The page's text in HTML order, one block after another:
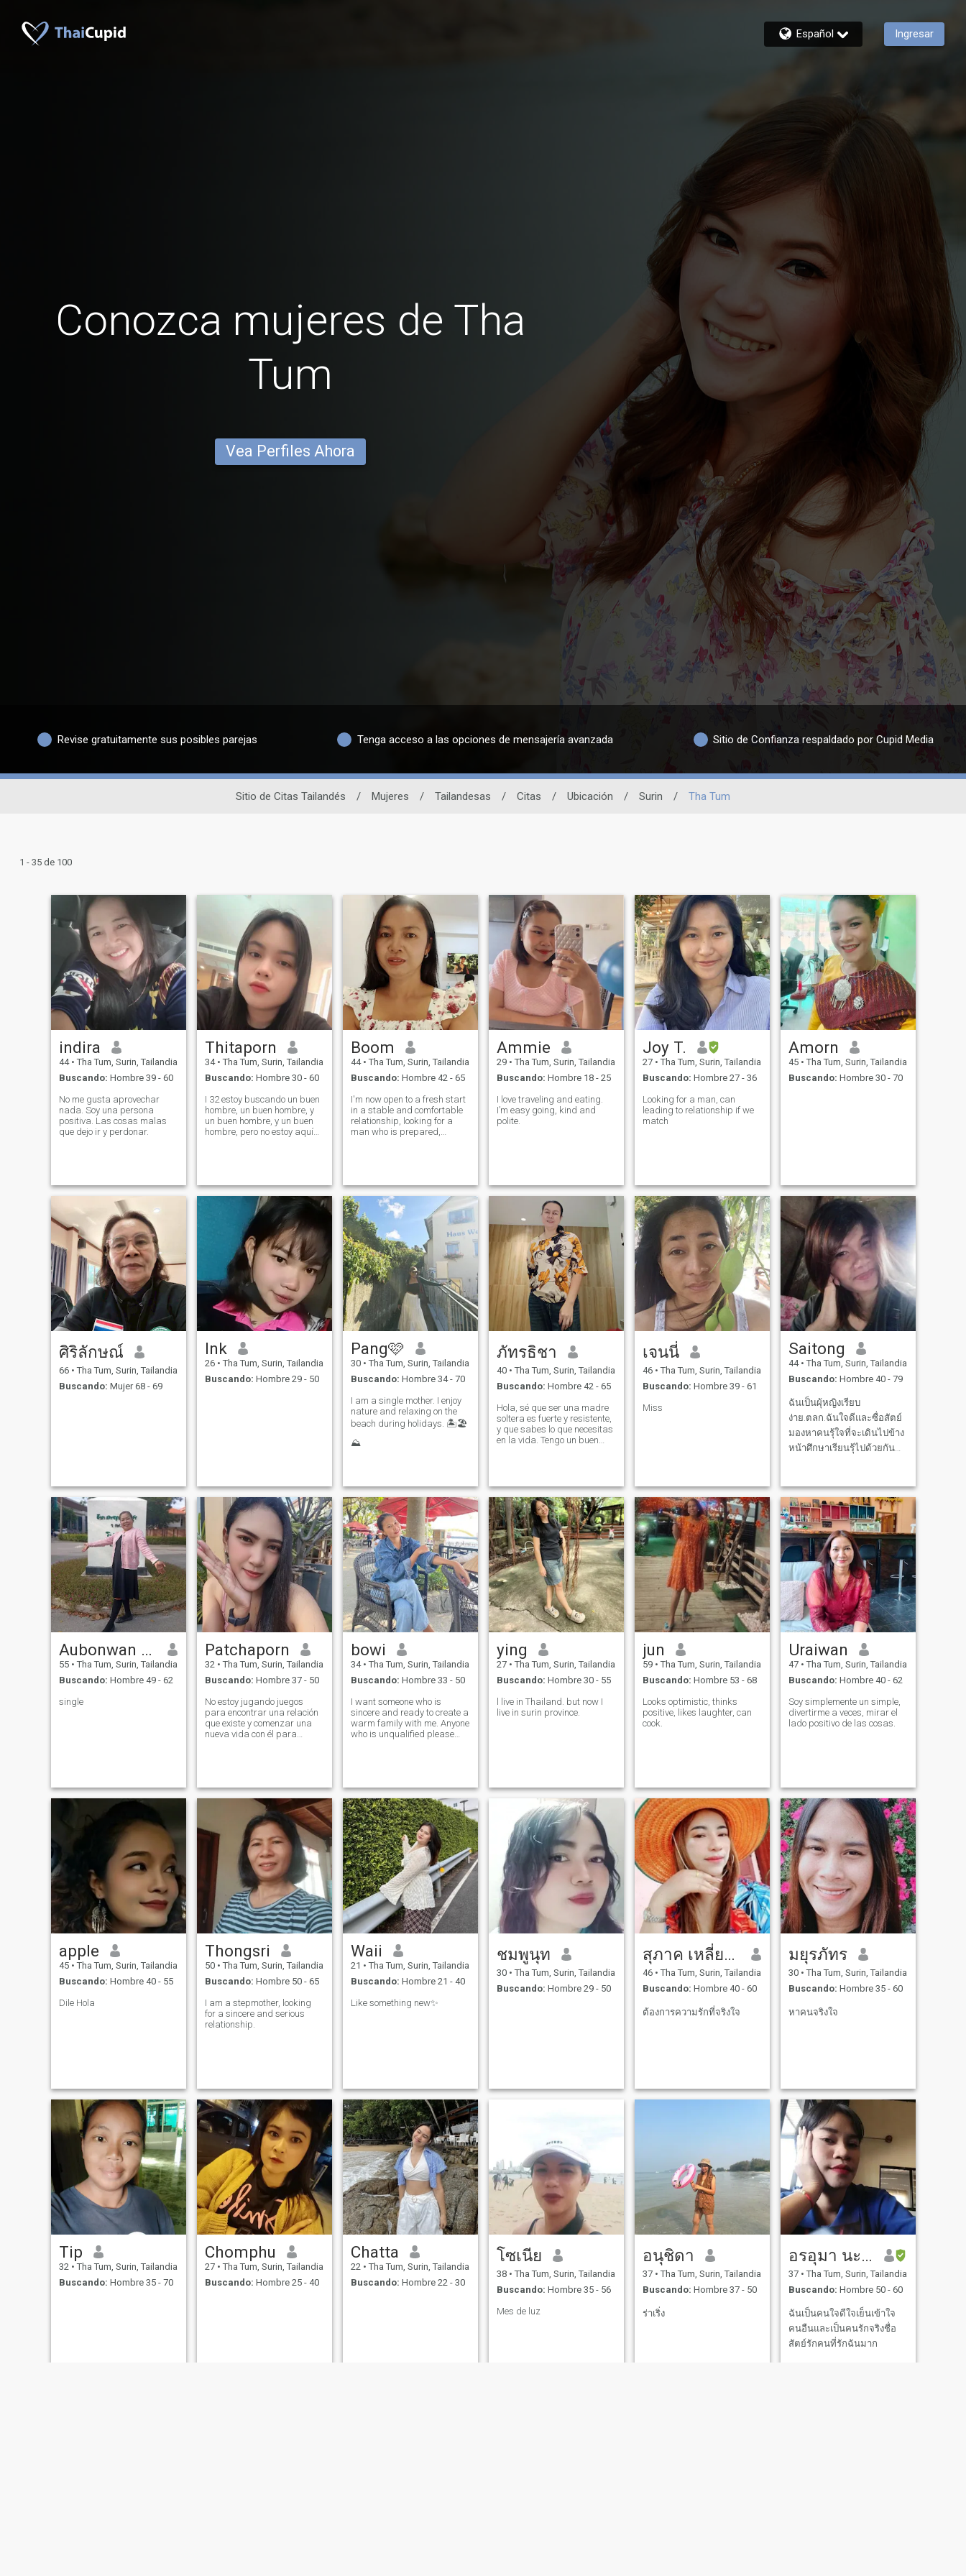
Español Ingresar
Conozca mujeres de Tha
Tum
Vea Perfiles Ahora
Revise gratuitamente sus posibles parejas Tenga acceso a las opciones de mensajería avanzada Sitio de Confianza respaldado por Cupid Media
Sitio de Citas Tailandés / Mujeres / Tailandesas / Citas / Ubicación / Surin / Tha Tum
1 - 35 de 100
indira
44 • Tha Tum, Surin, Tailandia
Buscando: Hombre 39 - 60
No me gusta aprovechar
nada. Soy una persona
positiva. Las cosas malas
que dejo ir y perdonar.
Thitaporn
34 • Tha Tum, Surin, Tailandia
Buscando: Hombre 30 - 60
I 32 estoy buscando un buen
hombre, un buen hombre, y
un buen hombre, y un buen
hombre, pero no estoy aquí
lo que soy. Estoy aquí no
para el sexo en línea. Pero
estoy buscando un
verdadero y así lo soy Soy un
hombre que está afinando a
un hombre que es honesto
conmigo también.
Boom
44 • Tha Tum, Surin, Tailandia
Buscando: Hombre 42 - 65
I'm now open to a fresh start
in a stable and comfortable
relationship, looking for a
man who is prepared,
financially stable,
responsible, and willing to
Ammie
29 • Tha Tum, Surin, Tailandia
Buscando: Hombre 18 - 25
I love traveling and eating.
I’m easy going, kind and
polite.
Joy T.
27 • Tha Tum, Surin, Tailandia
Buscando: Hombre 27 - 36
Looking for a man, can
leading to relationship if we
match
Amorn
45 • Tha Tum, Surin, Tailandia
Buscando: Hombre 30 - 70
ศิริลักษณ์
66 • Tha Tum, Surin, Tailandia
Buscando: Mujer 68 - 69
Ink
26 • Tha Tum, Surin, Tailandia
Buscando: Hombre 29 - 50
Pang🩷
30 • Tha Tum, Surin, Tailandia
Buscando: Hombre 34 - 70
I am a single mother. I enjoy
nature and relaxing on the
beach during holidays. 🏝🏖
⛰️
ภัทรธิชา
40 • Tha Tum, Surin, Tailandia
Buscando: Hombre 42 - 65
Hola, sé que ser una madre
soltera es fuerte y resistente,
y que sabes lo que necesitas
en la vida. Tengo un buen
respetan mi papel como
madre. Y aceptar a mi hijo
como parte de su viaje de
vida. La distancia no es un
problema. Pero mintiendo y
jugando juegos. Eso no es lo
que quería. Encontrar un
compañero de vida no es un
problema. Si estás listo para
una relación seria. Podemos
hablar de ello.
เจนนี่
46 • Tha Tum, Surin, Tailandia
Buscando: Hombre 39 - 61
Miss
Saitong
44 • Tha Tum, Surin, Tailandia
Buscando: Hombre 40 - 79
ฉันเป็นผุ้หญิงเรียบ
ง่าย.ตลก.ฉันใจดีและซื่อสัตย์
มองหาคนรุ้ใจที่จะเดินไปข้าง
หน้าศึกษาเรียนรุ้ไปด้วยกัน
Aubonwan aum
55 • Tha Tum, Surin, Tailandia
Buscando: Hombre 49 - 62
single
Patchaporn
32 • Tha Tum, Surin, Tailandia
Buscando: Hombre 37 - 50
No estoy jugando juegos
para encontrar una relación
que existe y comenzar una
nueva vida con él para
bowi
34 • Tha Tum, Surin, Tailandia
Buscando: Hombre 33 - 50
I want someone who is
sincere and ready to create a
warm family with me. Anyone
who is unqualified please
ying
27 • Tha Tum, Surin, Tailandia
Buscando: Hombre 30 - 55
l live in Thailand. but now I
live in surin province.
jun
59 • Tha Tum, Surin, Tailandia
Buscando: Hombre 53 - 68
Looks optimistic, thinks
positive, likes laughter, can
cook.
Uraiwan
47 • Tha Tum, Surin, Tailandia
Buscando: Hombre 40 - 62
Soy simplemente un simple,
divertirme a veces, mirar el
lado positivo de las cosas.
apple
45 • Tha Tum, Surin, Tailandia
Buscando: Hombre 40 - 55
Dile Hola
Thongsri
50 • Tha Tum, Surin, Tailandia
Buscando: Hombre 50 - 65
I am a stepmother, looking
for a sincere and serious
relationship.
Waii
21 • Tha Tum, Surin, Tailandia
Buscando: Hombre 21 - 40
Like something new✨
ชมพูนุท
30 • Tha Tum, Surin, Tailandia
Buscando: Hombre 29 - 50
สุภาค เหลี่ยมดี
46 • Tha Tum, Surin, Tailandia
Buscando: Hombre 40 - 60
ต้องการความรักที่จริงใจ
มยุรภัทร
30 • Tha Tum, Surin, Tailandia
Buscando: Hombre 35 - 60
หาคนจริงใจ
Tip
32 • Tha Tum, Surin, Tailandia
Buscando: Hombre 35 - 70
Chomphu
27 • Tha Tum, Surin, Tailandia
Buscando: Hombre 25 - 40
Chatta
22 • Tha Tum, Surin, Tailandia
Buscando: Hombre 22 - 30
โซเนีย
38 • Tha Tum, Surin, Tailandia
Buscando: Hombre 35 - 56
Mes de luz
อนุชิดา
37 • Tha Tum, Surin, Tailandia
Buscando: Hombre 37 - 50
ร่าเริ่ง
อรอุมา นะวารี
37 • Tha Tum, Surin, Tailandia
Buscando: Hombre 50 - 60
ฉันเป็นคนใจดีใจเย็นเข้าใจ
คนอืนและเป็นคนรักจริงชื่อ
สัตย์รักคนที่รักฉันมาก